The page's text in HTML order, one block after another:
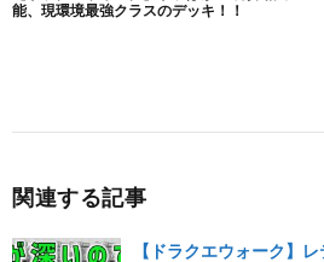
関連する記事
【ドラクエウォーク】